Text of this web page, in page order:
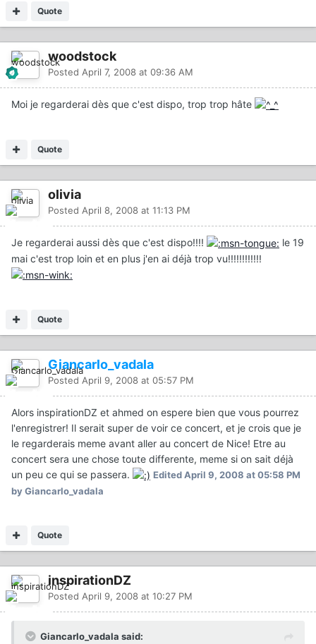
Quote
woodstock
Posted April 7, 2008 at 09:36 AM
Moi je regarderai dès que c'est dispo, trop trop hâte
Quote
olivia
Posted April 8, 2008 at 11:13 PM
Je regarderai aussi dès que c'est dispo!!!!
le 19
mai c'est trop loin et en plus j'en ai déjà trop vu!!!!!!!!!!!!
Quote
Giancarlo_vadala
Posted April 9, 2008 at 05:57 PM
Alors inspirationDZ et ahmed on espere bien que vous pourrez
l'enregistrer! Il serait super de voir ce concert, et je crois que je
le regarderais meme avant aller au concert de Nice! Etre au
concert sera une chose toute differente, meme si on sait déjà
un peu ce qui se passera.
EditedApril 9, 2008 at 05:58 PM
by Giancarlo_vadala
Quote
inspirationDZ
Posted April 9, 2008 at 10:27 PM
Giancarlo_vadala said: